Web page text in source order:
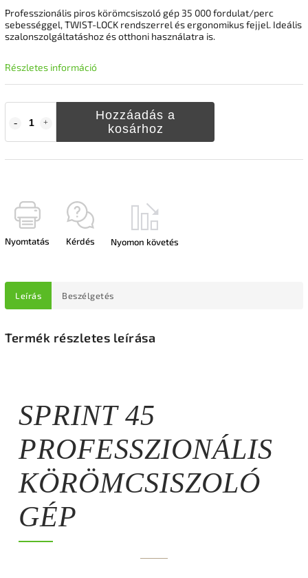
Hozzáadás a
kosárhoz
Professzionális piros körömcsiszoló gép 35 000 fordulat/perc
sebességgel, TWIST-LOCK rendszerrel és ergonomikus fejjel. Ideális
szalonszolgáltatáshoz és otthoni használatra is.
Részletes információ
Nyomtatás Kérdés Nyomon követés
Leírás Beszélgetés
Termék részletes leírása
SPRINT 45
PROFESSZIONÁLIS
KÖRÖMCSISZOLÓ
GÉP